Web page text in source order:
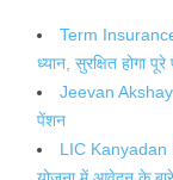
Term
ध्यान, सुरक्षित होगा
Jeevan Akshay
पेंशन
LIC Kanyadan